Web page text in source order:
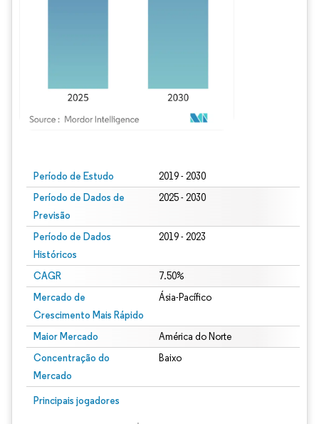
Período de Estudo 2019 - 2030
Período de Dados de
Previsão
2025 - 2030
Período de Dados
Históricos
2019 - 2023
CAGR 7.50%
Mercado de
Crescimento Mais Rápido
Ásia-Pacífico
Maior Mercado América do Norte
Concentração do
Mercado
Baixo
Principais jogadores